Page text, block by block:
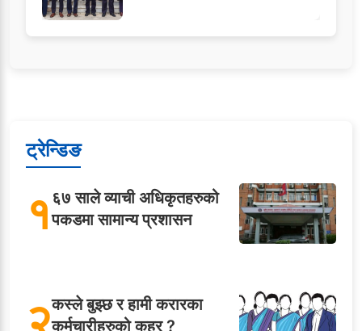
ट्रेन्डिङ
१६७ साले व्याची अधिकृतहरुको
पकडमा सामान्य प्रशासन
२कस्ले बुझ्छ र हामी करारका
कर्मचारीहरुको कहर ?